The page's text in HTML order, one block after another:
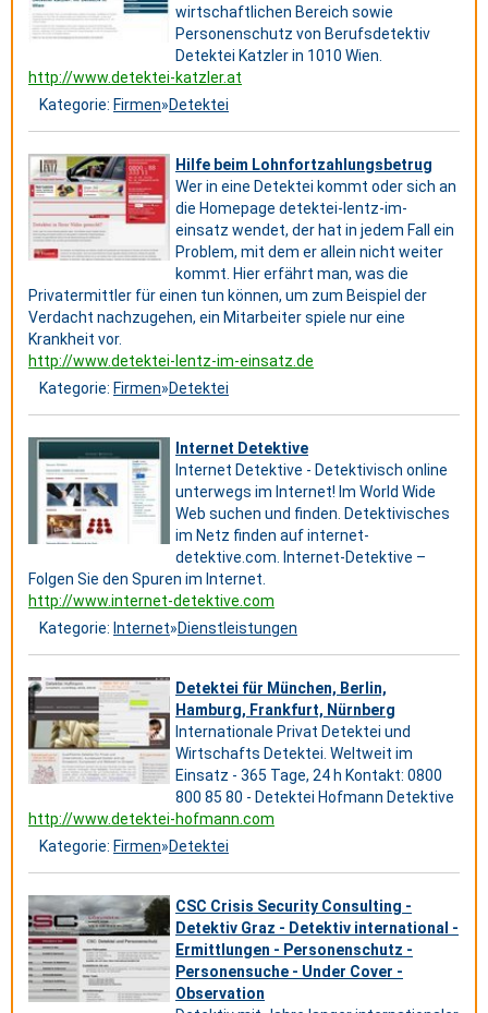
wirtschaftlichen Bereich sowie
Personenschutz von Berufsdetektiv
Detektei Katzler in 1010 Wien.
http://www.detektei-katzler.at
Kategorie: Firmen»Detektei
Hilfe beim Lohnfortzahlungsbetrug
Wer in eine Detektei kommt oder sich an
die Homepage detektei-lentz-im-
einsatz wendet, der hat in jedem Fall ein
Problem, mit dem er allein nicht weiter
kommt. Hier erfährt man, was die
Privatermittler für einen tun können, um zum Beispiel der
Verdacht nachzugehen, ein Mitarbeiter spiele nur eine
Krankheit vor.
http://www.detektei-lentz-im-einsatz.de
Kategorie: Firmen»Detektei
Internet Detektive
Internet Detektive - Detektivisch online
unterwegs im Internet! Im World Wide
Web suchen und finden. Detektivisches
im Netz finden auf internet-
detektive.com. Internet-Detektive –
Folgen Sie den Spuren im Internet.
http://www.internet-detektive.com
Kategorie: Internet»Dienstleistungen
Detektei für München, Berlin,
Hamburg, Frankfurt, Nürnberg
Internationale Privat Detektei und
Wirtschafts Detektei. Weltweit im
Einsatz - 365 Tage, 24 h Kontakt: 0800
800 85 80 - Detektei Hofmann Detektive
http://www.detektei-hofmann.com
Kategorie: Firmen»Detektei
CSC Crisis Security Consulting -
Detektiv Graz - Detektiv international -
Ermittlungen - Personenschutz -
Personensuche - Under Cover -
Observation